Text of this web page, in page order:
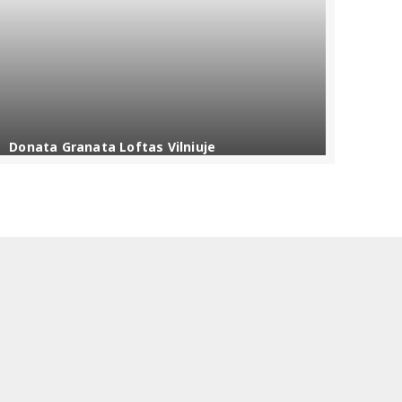
Donata Granata Loftas Vilniuje